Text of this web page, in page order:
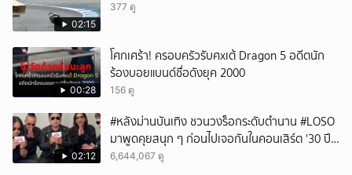
02:15
377 ดู
00:28
โศกเศร้า! ครอบครัวรับศxเต้ Dragon 5 อดีตนัก
ร้องบอยแบนด์ชื่อดังยุค 2000
156 ดู
02:12
#หลังม่านบันเทิง ชวนวงร็อกระดับตำนาน #LOSO
มาพูดคุยสนุก ๆ ก่อนไปเจอกันในคอนเสิร์ต '30 ปี
LOSO นานเท่าไรก็รอ'
6,644,067 ดู